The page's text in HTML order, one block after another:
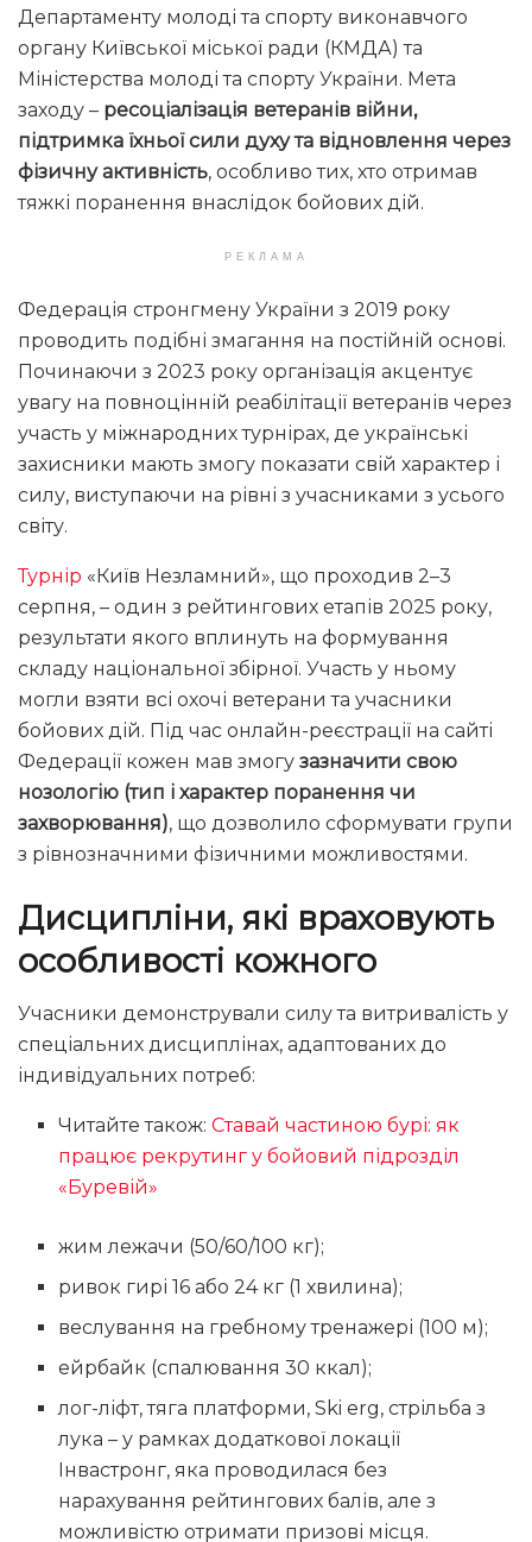
Департаменту молоді та спорту виконавчого
органу Київської міської ради (КМДА) та
Міністерства молоді та спорту України. Мета
заходу – ресоціалізація ветеранів війни,
підтримка їхньої сили духу та відновлення через
фізичну активність, особливо тих, хто отримав
тяжкі поранення внаслідок бойових дій.
РЕКЛАМА
Федерація стронгмену України з 2019 року
проводить подібні змагання на постійній основі.
Починаючи з 2023 року організація акцентує
увагу на повноцінній реабілітації ветеранів через
участь у міжнародних турнірах, де українські
захисники мають змогу показати свій характер і
силу, виступаючи на рівні з учасниками з усього
світу.
Турнір «Київ Незламний», що проходив 2–3
серпня, – один з рейтингових етапів 2025 року,
результати якого вплинуть на формування
складу національної збірної. Участь у ньому
могли взяти всі охочі ветерани та учасники
бойових дій. Під час онлайн-реєстрації на сайті
Федерації кожен мав змогу зазначити свою
нозологію (тип і характер поранення чи
захворювання), що дозволило сформувати групи
з рівнозначними фізичними можливостями.
Дисципліни, які враховують
особливості кожного
Учасники демонстрували силу та витривалість у
спеціальних дисциплінах, адаптованих до
індивідуальних потреб:
Читайте також:Ставай частиною бурі: як
працює рекрутинг у бойовий підрозділ
«Буревій»
жим лежачи (50/60/100 кг);
ривок гирі 16 або 24 кг (1 хвилина);
веслування на гребному тренажері (100 м);
ейрбайк (спалювання 30 ккал);
лог-ліфт, тяга платформи, Ski erg, стрільба з
лука – у рамках додаткової локації
Інвастронг, яка проводилася без
нарахування рейтингових балів, але з
можливістю отримати призові місця.